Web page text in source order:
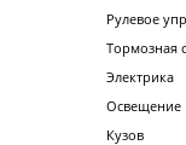
Рулевое
Тормозная
Электрика
Освещение
Кузов